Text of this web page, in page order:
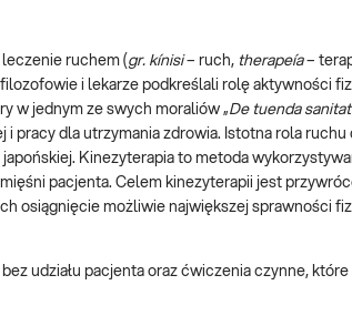
ruchem ( gr. kínisi– ruch, therapeía–
i lekarze podkreślali rolę aktywności
w jednym ze swych moraliów „De tuenda
pracy dla utrzymania zdrowia. Istotna rola ruchu
Kinezyterapia to metoda
pacjenta. Celem kinezyterapii jest
osiągnięcie możliwie największej sprawności
udziału pacjenta oraz ćwiczenia czynne, które